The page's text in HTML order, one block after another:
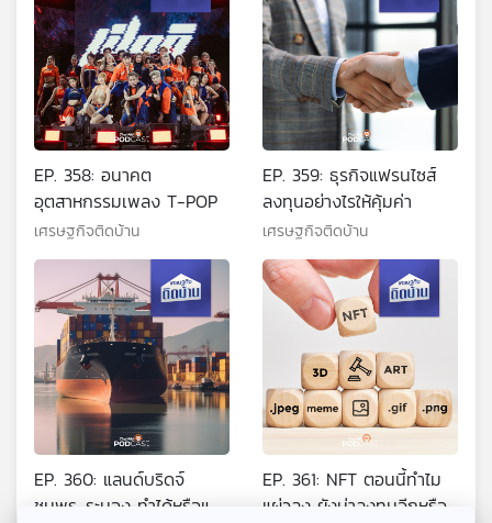
EP. 358: อนาคต
อุตสาหกรรมเพลง T-POP
เศรษฐกิจติดบ้าน
EP. 359: ธุรกิจแฟรนไซส์
ลงทุนอย่างไรให้คุ้มค่า
เศรษฐกิจติดบ้าน
EP. 360: แลนด์บริดจ์
ชุมพร-ระนอง ทำได้หรือแค่
EP. 361: NFT ตอนนี้ทำไม
แผ่วลง ยังน่าลงทุนอีกหรือ